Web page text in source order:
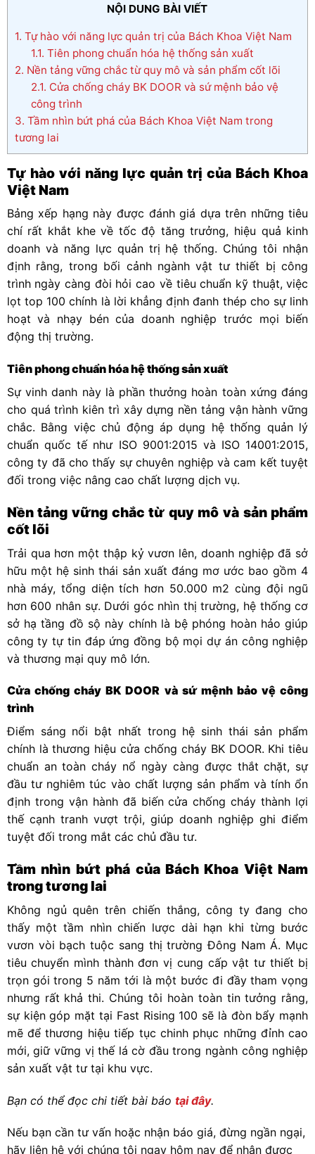
NỘI DUNG BÀI VIẾT
1. Tự hào với năng lực quản trị của Bách Khoa Việt Nam
1.1. Tiên phong chuẩn hóa hệ thống sản xuất
2. Nền tảng vững chắc từ quy mô và sản phẩm cốt lõi
2.1. Cửa chống cháy BK DOOR và sứ mệnh bảo vệ
công trình
3. Tầm nhìn bứt phá của Bách Khoa Việt Nam trong
tương lai
Tự hào với năng lực quản trị của Bách Khoa
Việt Nam
Bảng xếp hạng này được đánh giá dựa trên những tiêu
chí rất khắt khe về tốc độ tăng trưởng, hiệu quả kinh
doanh và năng lực quản trị hệ thống. Chúng tôi nhận
định rằng, trong bối cảnh ngành vật tư thiết bị công
trình ngày càng đòi hỏi cao về tiêu chuẩn kỹ thuật, việc
lọt top 100 chính là lời khẳng định đanh thép cho sự linh
hoạt và nhạy bén của doanh nghiệp trước mọi biến
động thị trường.
Tiên phong chuẩn hóa hệ thống sản xuất
Sự vinh danh này là phần thưởng hoàn toàn xứng đáng
cho quá trình kiên trì xây dựng nền tảng vận hành vững
chắc. Bằng việc chủ động áp dụng hệ thống quản lý
chuẩn quốc tế như ISO 9001:2015 và ISO 14001:2015,
công ty đã cho thấy sự chuyên nghiệp và cam kết tuyệt
đối trong việc nâng cao chất lượng dịch vụ.
Nền tảng vững chắc từ quy mô và sản phẩm
cốt lõi
Trải qua hơn một thập kỷ vươn lên, doanh nghiệp đã sở
hữu một hệ sinh thái sản xuất đáng mơ ước bao gồm 4
nhà máy, tổng diện tích hơn 50.000 m2 cùng đội ngũ
hơn 600 nhân sự. Dưới góc nhìn thị trường, hệ thống cơ
sở hạ tầng đồ sộ này chính là bệ phóng hoàn hảo giúp
công ty tự tin đáp ứng đồng bộ mọi dự án công nghiệp
và thương mại quy mô lớn.
Cửa chống cháy BK DOOR và sứ mệnh bảo vệ công
trình
Điểm sáng nổi bật nhất trong hệ sinh thái sản phẩm
chính là thương hiệu cửa chống cháy BK DOOR. Khi tiêu
chuẩn an toàn cháy nổ ngày càng được thắt chặt, sự
đầu tư nghiêm túc vào chất lượng sản phẩm và tính ổn
định trong vận hành đã biến cửa chống cháy thành lợi
thế cạnh tranh vượt trội, giúp doanh nghiệp ghi điểm
tuyệt đối trong mắt các chủ đầu tư.
Tầm nhìn bứt phá của Bách Khoa Việt Nam
trong tương lai
Không ngủ quên trên chiến thắng, công ty đang cho
thấy một tầm nhìn chiến lược dài hạn khi từng bước
vươn vòi bạch tuộc sang thị trường Đông Nam Á. Mục
tiêu chuyển mình thành đơn vị cung cấp vật tư thiết bị
trọn gói trong 5 năm tới là một bước đi đầy tham vọng
nhưng rất khả thi. Chúng tôi hoàn toàn tin tưởng rằng,
sự kiện góp mặt tại Fast Rising 100 sẽ là đòn bẩy mạnh
mẽ để thương hiệu tiếp tục chinh phục những đỉnh cao
mới, giữ vững vị thế lá cờ đầu trong ngành công nghiệp
sản xuất vật tư tại khu vực.
Bạn có thể đọc chi tiết bài báo tại đây.
Nếu bạn cần tư vấn hoặc nhận báo giá, đừng ngần ngại,
hãy liên hệ với chúng tôi ngay hôm nay để nhận được